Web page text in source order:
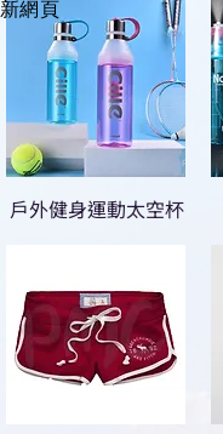
新網頁
戶外健身運動太空杯